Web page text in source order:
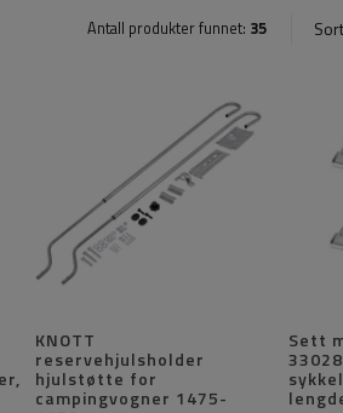
Antall produkter funnet: 35
KNOTT
reservehjulsholder
hjulstøtte for
campingvogner 1475-
Sett